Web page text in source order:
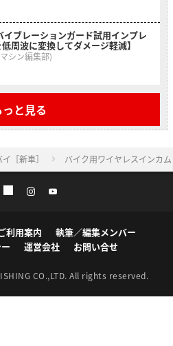
イブレーションガード試用インプレ
低周波に変換してダメージ軽減】
シン編集部)
っと見る
［新車］ バイク用ワイヤレスインカ
利用案内
執筆／編集メンバー
運営会社 お問い合せ
CO.,LTD. All rights reserved.